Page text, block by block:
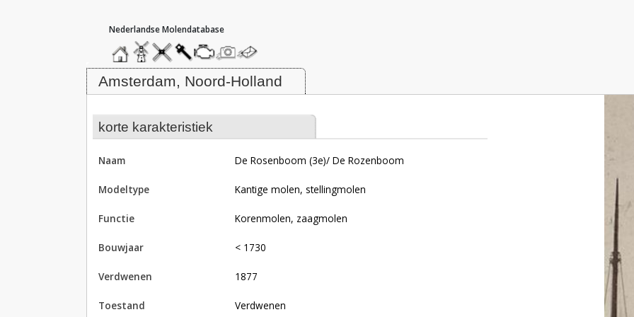
hoofdmenu
homemolendatabase
roedendatabase
assendatabase
motorendatabase
stuur
een
foto
stuur
een
bericht
Molen De Rosenboom (3e)/ De Rozenboom, Amsterdam
Amsterdam, Noord-Holland
korte karakteristiek
naam De Rosenboom (3e)/ De Rozenboom
modeltype Kantige molen, stellingmolen
functie korenmolen, zaagmolen
bouwjaar < 1730
verdwenen 1877
toestand verdwenen